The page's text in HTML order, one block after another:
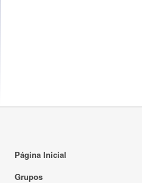
Página Inicial
Grupos